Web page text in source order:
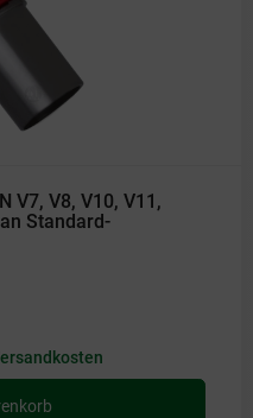
V7, V8, V10, V11,
Standard-